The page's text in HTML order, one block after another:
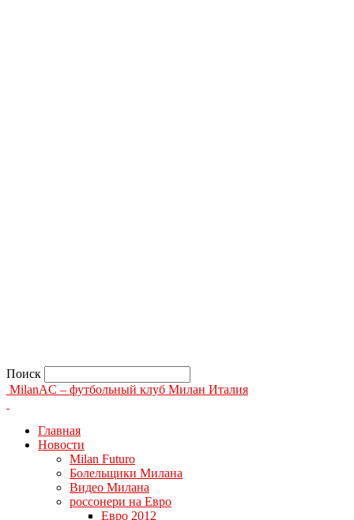
Поиск
MilanAC – футбольный клуб Милан Италия
Главная
Новости
Milan Futuro
Болельщики Милана
Видео Милана
россонери на Евро
Евро 2012